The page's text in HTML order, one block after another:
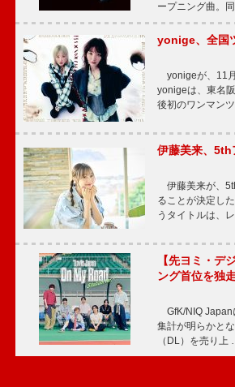
ープニング曲。
yonige、全国
yonigeが、11
yonigeは、東名
後初のワンマン
伊藤美来、5th
伊藤美来が、
ることが決定し
うタイトルは、
【先ヨミ・
ング首位を独
GfK/NIQ Japan
集計が明らかと
（DL）を売り上